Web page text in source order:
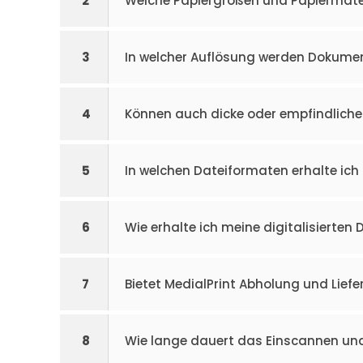
3 In welcher Auflösung werden
4 Können auch dicke oder
5 In welchen Dateiformaten erhalte ich
6 Wie erhalte ich meine digitalisierten
7 Bietet MedialPrint Abholung und
8 Wie lange dauert das Einscannen